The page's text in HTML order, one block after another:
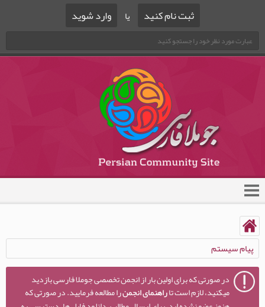
ثبت نام کنید یا وارد شوید
پیام سیستم
در صورتی که برای اولین بار از انجمن تخصصی جوملا فارسی بازدید
میکنید، لازم است تاراهنمای انجمنرا مطالعه فرمایید. در صورتی که